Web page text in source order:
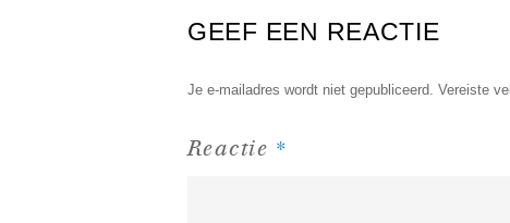
GEEF EEN REACTIE
Je e-mailadres wordt niet gepubliceerd. Vereiste
Reactie *